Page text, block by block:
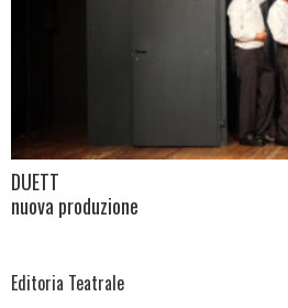
DUETT
nuova produzione
Editoria Teatrale